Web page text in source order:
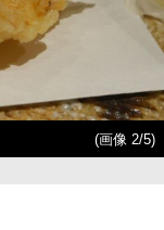
(画像 2/5)